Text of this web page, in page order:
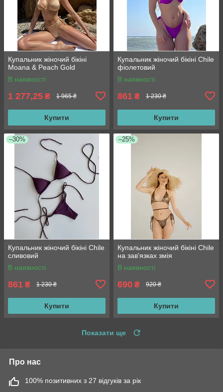
Купальник жіночий бікіні
Moana & Peach Gold
В наявності
1 277,25 ₴ 1 965 ₴
Купити
Купальник жіночий бікіні Chile
фіолетовий
В наявності
861 ₴ 1 230 ₴
Купити
–30%
Купальник жіночий бікіні Chile
сливовий
В наявності
861 ₴ 1 230 ₴
Купити
–25%
Купальник жіночий бікіні Chile
на зав'язках змія
В наявності
690 ₴ 920 ₴
Купити
Показати ще
Про нас
100% позитивних з 27 відгуків за рік